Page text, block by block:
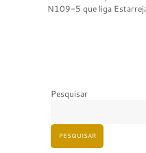
N109-5 que liga
Pesquisar
PESQUISAR